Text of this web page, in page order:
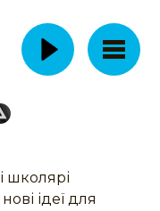
школярі
ідеї для